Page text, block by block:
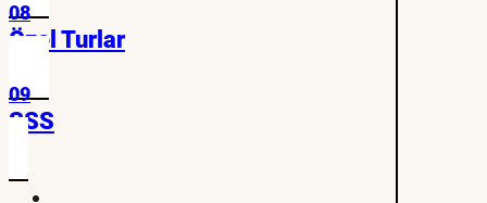
08
Özel Turlar
09
SSS